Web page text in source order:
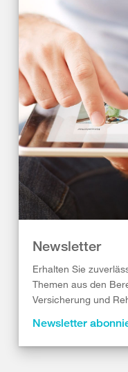
Newsletter
Erhalten Sie
Themen aus den
Versicherung und
Newsletter